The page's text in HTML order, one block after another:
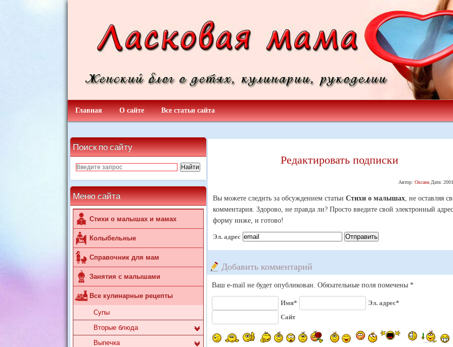
Главная О сайте Все статьи сайта
Поиск по сайту
Меню сайта
Стихи о малышах и мамах
Колыбельные
Справочник для мам
Занятия с малышами
Все кулинарные рецепты
Супы
Вторые блюда
Выпечка
Редактировать подписки
Автор:Оксана Дата:
Вы можете следить за обсуждением статьи Стихи о малышах, не оставляя
комментария. Здорово, не правда ли? Просто введите свой электронный
форму ниже, и готово!
Эл. адрес
Добавить комментарий
Ваш e-mail не будет опубликован. Обязательные поля помечены *
Имя*
Эл. адрес*
Сайт